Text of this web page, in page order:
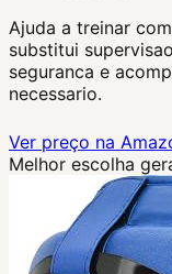
Ajuda a treinar
substitui
seguranca e
necessario.
Ver preço na
Melhor escolha